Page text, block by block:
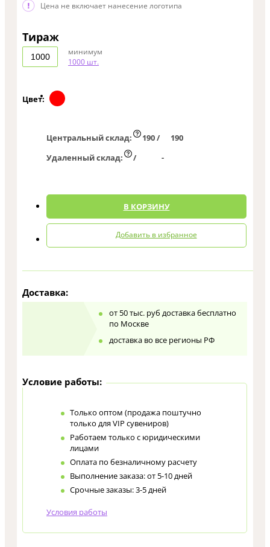
Цена не включает нанесение логотипа
Тираж
минимум
1000 шт.
Цвет:
Центральный склад: 190 /
190
Удаленный склад:
/ -
В КОРЗИНУ
Добавить в избранное
Доставка:
от 50 тыс. руб доставка бесплатно
по Москве
доставка во все регионы РФ
Условие работы:
Только оптом (продажа поштучно
только для VIP сувениров)
Работаем только с юридическими
лицами
Оплата по безналичному расчету
Выполнение заказа: от 5-10 дней
Срочные заказы: 3-5 дней
Условия работы